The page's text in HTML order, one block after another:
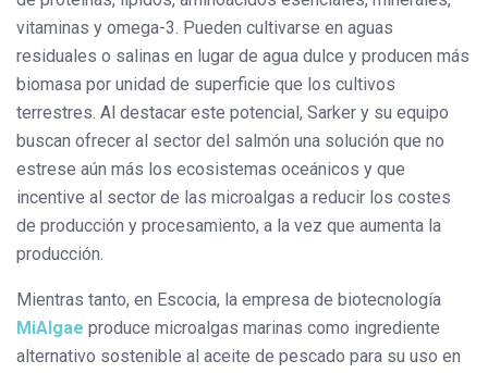
vitaminas y omega-3. Pueden cultivarse en aguas
residuales o salinas en lugar de agua dulce y producen más
biomasa por unidad de superficie que los cultivos
terrestres. Al destacar este potencial, Sarker y su equipo
buscan ofrecer al sector del salmón una solución que no
estrese aún más los ecosistemas oceánicos y que
incentive al sector de las microalgas a reducir los costes
de producción y procesamiento, a la vez que aumenta la
producción.
Mientras tanto, en Escocia, la empresa de biotecnología
MiAlgae produce microalgas marinas como ingrediente
alternativo sostenible al aceite de pescado para su uso en